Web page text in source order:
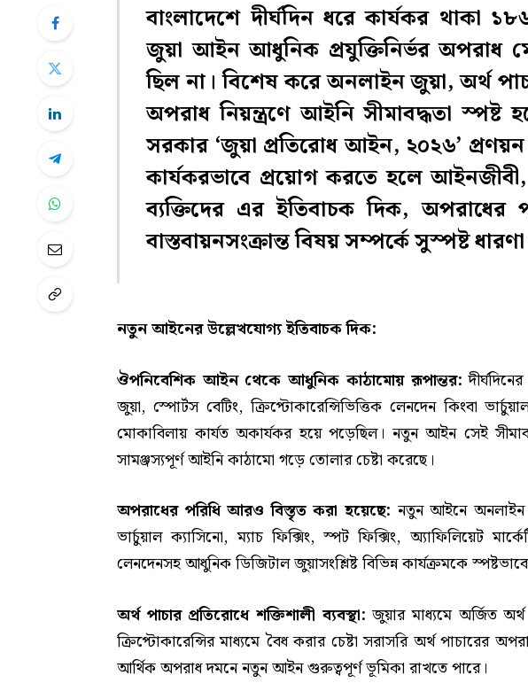
বাংলাদেশে দীর্ঘদিন ধরে কার্যকর থাকা
জুয়া আইন আধুনিক প্রযুক্তিনির্ভর অপরাধ
ছিল না। বিশেষ করে অনলাইন জুয়া, অর্থ
অপরাধ নিয়ন্ত্রণে আইনি সীমাবদ্ধতা স্পষ্ট
সরকার ‘জুয়া প্রতিরোধ আইন, ২০২৬’
কার্যকরভাবে প্রয়োগ করতে হলে আইনজীবী,
ব্যক্তিদের এর ইতিবাচক দিক, অপরাধের
বাস্তবায়নসংক্রান্ত বিষয় সম্পর্কে সুস্পষ্ট
নতুন আইনের উল্লেখযোগ্য ইতিবাচক দিক:
ঔপনিবেশিক আইন থেকে আধুনিক কাঠামোয় রূপান্তর:
জুয়া, স্পোর্টস বেটিং, ক্রিপ্টোকারেন্সিভিত্তিক লেনদেন কিংবা
মোকাবিলায় কার্যত অকার্যকর হয়ে পড়েছিল। নতুন আইন সেই
সামঞ্জস্যপূর্ণ আইনি কাঠামো গড়ে তোলার চেষ্টা করেছে।
অপরাধের পরিধি আরও বিস্তৃত করা হয়েছে: নতুন আইনে অনলাইন
ভার্চুয়াল ক্যাসিনো, ম্যাচ ফিক্সিং, স্পট ফিক্সিং, অ্যাফিলিয়েট
লেনদেনসহ আধুনিক ডিজিটাল জুয়াসংশ্লিষ্ট বিভিন্ন কার্যক্রমকে
অর্থ পাচার প্রতিরোধে শক্তিশালী ব্যবস্থা:জুয়ার মাধ্যমে অর্জিত
ক্রিপ্টোকারেন্সির মাধ্যমে বৈধ করার চেষ্টা সরাসরি অর্থ পাচারের
আর্থিক অপরাধ দমনে নতুন আইন গুরুত্বপূর্ণ ভূমিকা রাখতে পারে।